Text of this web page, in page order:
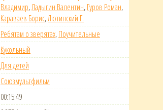
Владимир,Ладыгин Валентин,Гуров Роман,
Караваев Борис,Лютинский Г.
Ребятам о зверятах,Поучительные
Кукольный
Для детей
Союзмультфильм
00:15:49